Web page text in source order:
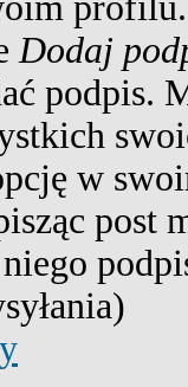
Dodaj
podpis.
w
post